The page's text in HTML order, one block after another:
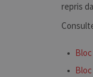
repris
Bloc
Bloc